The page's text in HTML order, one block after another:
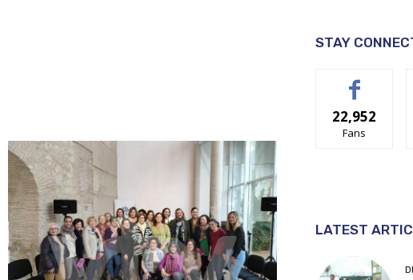
STAY
22,952
Fans
LATEST